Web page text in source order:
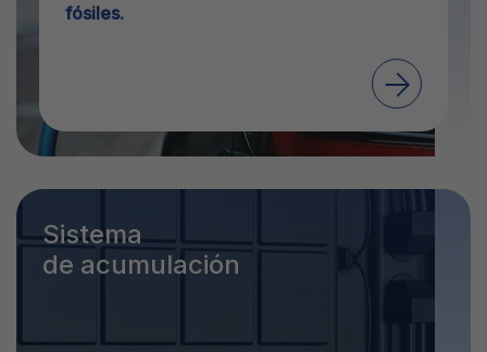
fósiles.
Sistema
de acumulación